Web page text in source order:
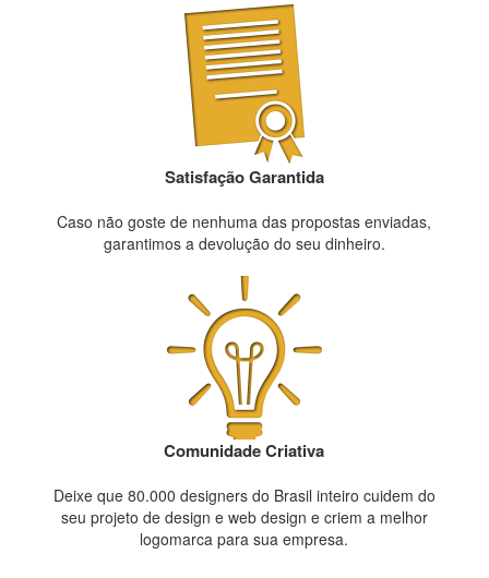
Satisfação Garantida
Caso não goste de nenhuma das propostas enviadas,
garantimos a devolução do seu dinheiro.
Comunidade Criativa
Deixe que 80.000 designers do Brasil inteiro cuidem do
seu projeto de design e web design e criem a melhor
logomarca para sua empresa.